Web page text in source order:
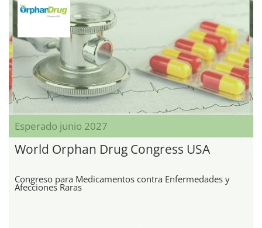
Esperado junio 2027
World Orphan Drug Congress USA
Congreso para Medicamentos contra Enfermedades y
Afecciones Raras